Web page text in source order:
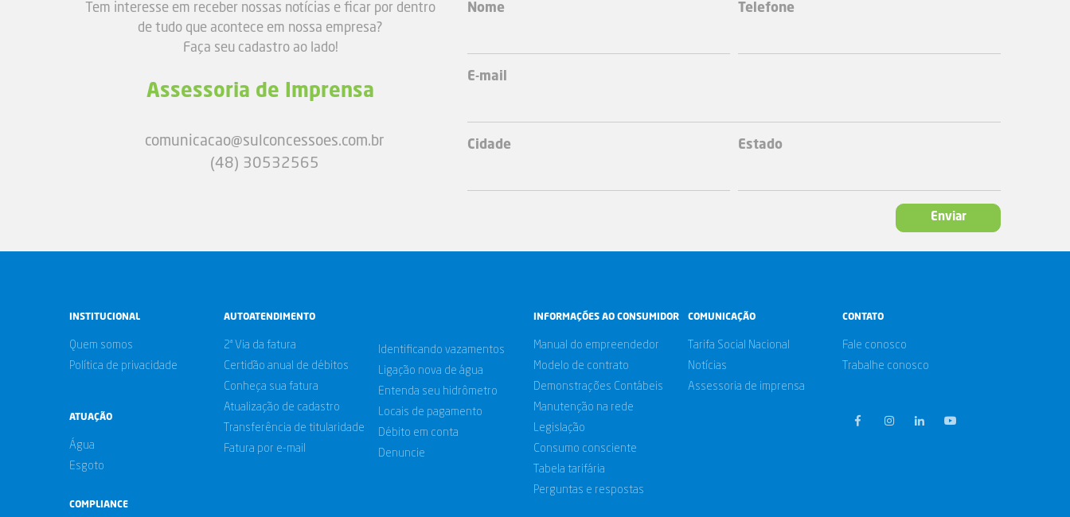
Tem interesse em receber nossas notícias e ficar por dentro
de tudo que acontece em nossa empresa?
Faça seu cadastro ao lado!
Assessoria de Imprensa
comunicacao@sulconcessoes.com.br
(48) 30532565
Nome Telefone
E-mail
Cidade Estado
Enviar
INSTITUCIONAL
Quem somos
Política de privacidade
ATUAÇÃO
Água
Esgoto
COMPLIANCE
AUTOATENDIMENTO
2ª Via da fatura
Certidão anual de débitos
Conheça sua fatura
Atualização de cadastro
Transferência de titularidade
Fatura por e-mail
Identificando vazamentos
Ligação nova de água
Entenda seu hidrômetro
Locais de pagamento
Débito em conta
Denuncie
INFORMAÇÕES AO CONSUMIDOR
Manual do empreendedor
Modelo de contrato
Demonstrações Contábeis
Manutenção na rede
Legislação
Consumo consciente
Tabela tarifária
Perguntas e respostas
COMUNICAÇÃO
Tarifa Social Nacional
Notícias
Assessoria de imprensa
CONTATO
Fale conosco
Trabalhe conosco